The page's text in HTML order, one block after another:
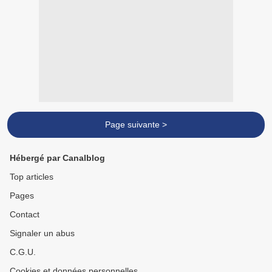
Page suivante >
Hébergé par Canalblog
Top articles
Pages
Contact
Signaler un abus
C.G.U.